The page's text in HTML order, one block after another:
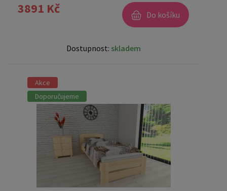
3891 Kč Do košíku
Dostupnost: skladem
Akce
Doporučujeme